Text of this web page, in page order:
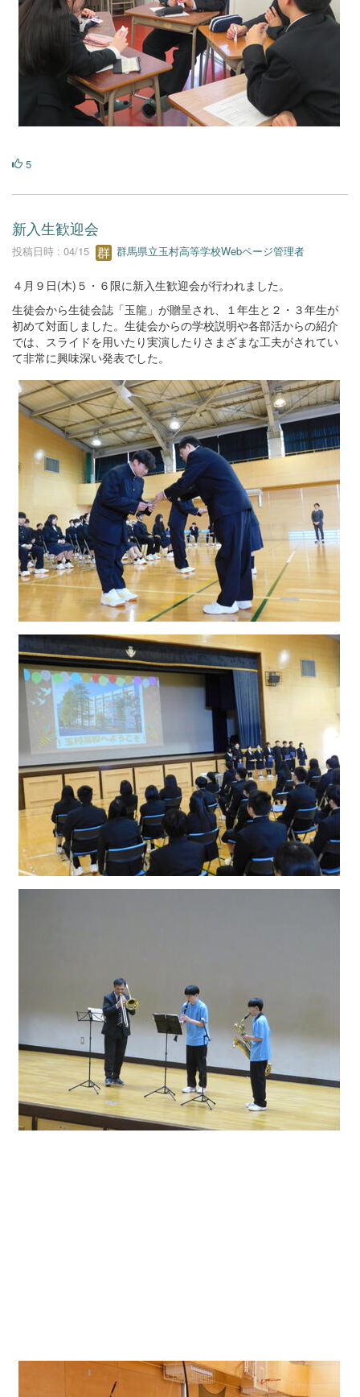
5
新入生歓迎会
投稿日時 : 04/15 群馬県立玉村高等学校Webページ管理者
４月９日(木)５・６限に新入生歓迎会が行われました。
生徒会から生徒会誌「玉龍」が贈呈され、１年生と２・３年生が
初めて対面しました。生徒会からの学校説明や各部活からの紹介
では、スライドを用いたり実演したりさまざまな工夫がされてい
て非常に興味深い発表でした。